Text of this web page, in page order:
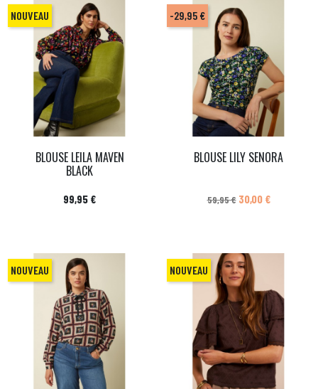
BLOUSE LEILA MAVEN
BLACK
Prix
99,95 €
NOUVEAU
BLOUSE LILY SENORA
Prix de base
59,95 € Prix
30,00 €
-29,95 €
NOUVEAU NOUVEAU